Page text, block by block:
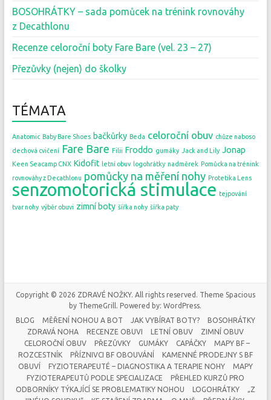
BOSOHRÁTKY – sada pomůcek na trénink rovnováhy
z Decathlonu
Recenze celoroční boty Fare Bare (vel. 23 – 27)
Přezůvky (nejen) do školky
TÉMATA
Anatomic Baby Bare Shoes bačkůrky Beda celoroční obuv chůze naboso
dechová cvičení Fare Bare Filii Froddo gumáky Jack and Lily Jonap
Keen Seacamp CNX Kidofit letní obuv logohrátky nadměrek Pomůcka na trénink
rovnováhy z Decathlonu pomůcky na měření nohy Protetika Lens
senzomotorická stimulace tejpování
tvar nohy výběr obuvi zimní boty šířka nohy šířka paty
Copyright © 2026 ZDRAVÉ NOŽKY. All rights reserved. Theme Spacious
by ThemeGrill. Powered by:WordPress.
BLOG
MĚŘENÍ NOHOU A BOT JAK VYBÍRAT BOTY?
BOSOHRÁTKY
ZDRAVÁ NOHA
RECENZE OBUVI LETNÍ OBUV
ZIMNÍ OBUV
CELOROČNÍ OBUV
PŘEZŮVKY GUMÁKY CAPÁČKY
MAPY BF –
ROZCESTNÍK
PŘÍZNIVCI BF OBOUVÁNÍ
KAMENNÉ PRODEJNY S BF
OBUVÍ
FYZIOTERAPEUTÉ – DIAGNOSTIKA A TERAPIE NOHY
MAPY
FYZIOTERAPEUTŮ PODLE SPECIALIZACE
PŘEHLED KURZŮ PRO
ODBORNÍKY TÝKAJÍCÍ SE PROBLEMATIKY NOHOU
LOGOHRÁTKY
„Z